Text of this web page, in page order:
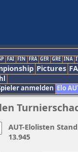
FAI FIN FRA GER GRE INA
Pictures
anmelden Elo
AUT-Elolisten
13.945